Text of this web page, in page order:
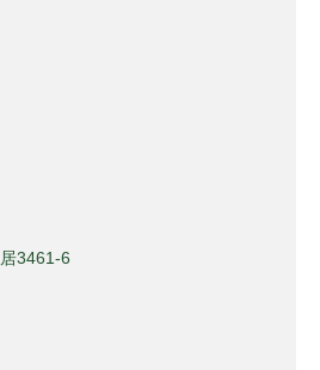
3461-6